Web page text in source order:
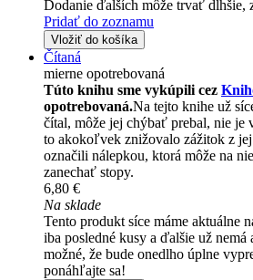
Dodanie ďalších môže trvať dlhšie,
Pridať do zoznamu
Vložiť do košíka
Čítaná
mierne opotrebovaná
Túto knihu sme vykúpili cez
opotrebovaná.Na tejto knihe už
čítal, môže jej chýbať prebal, nie je
to akokoľvek znižovalo zážitok z
označili nálepkou, ktorá môže na
zanechať stopy.
6,80 €
Na sklade
Tento produkt síce máme aktuálne
iba posledné kusy a ďalšie už
možné, že bude onedlho úplne
ponáhľajte sa!